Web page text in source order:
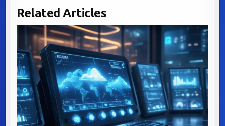
Related Articles